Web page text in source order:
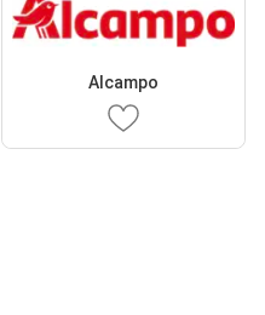
Alcampo